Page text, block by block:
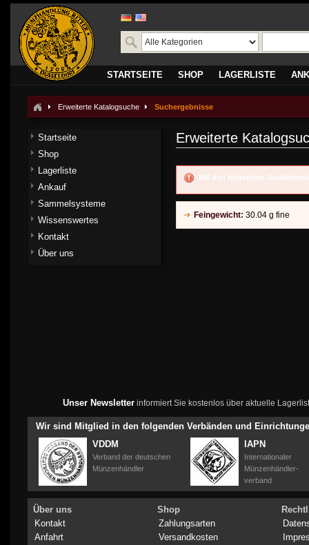
STARTSEITE SHOP LAGERLISTE
Erweiterte Katalogsuche Suchergebnisse
Erweiterte
Mit den folgenden
Feingewicht: 30.04 g fine
Startseite
Shop
Lagerliste
Ankauf
Sammelsysteme
Wissenswertes
Kontakt
Über uns
Unser Newsletterinformiert Sie kostenlos über aktuelle
Wir sind Mitglied in den folgenden Verbänden und
VDDM
Verband der deutschen
Münzenhändler
IAPN
Internationaler
Münzenhändler-
verband
Über uns
Kontakt
Anfahrt
Shop
Zahlungsarten
Versandkosten